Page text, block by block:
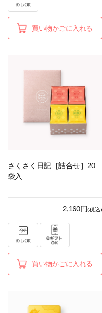
買い物かごに入れる
さくさく日記［詰合せ］20
袋入
2,160円(税込)
買い物かごに入れる